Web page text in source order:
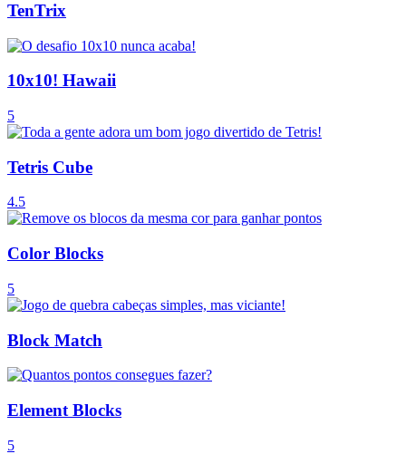
TenTrix
10x10! Hawaii
5
Tetris Cube
4.5
Color Blocks
5
Block Match
Element Blocks
5